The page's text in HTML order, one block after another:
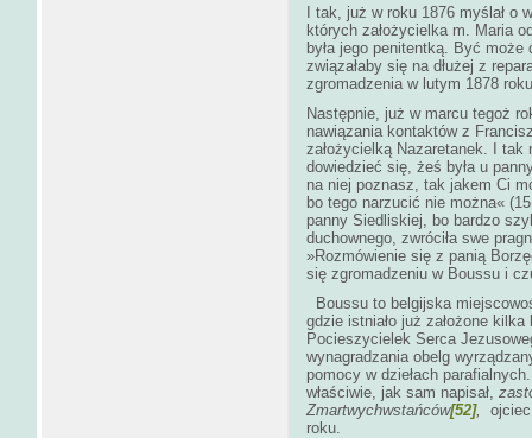
I tak, już w roku 1876 myślał
których założycielka m. Maria
była jego penitentką. Być
związałaby się na dłużej z
zgromadzenia w lutym 1878
Następnie, już w marcu tegoż
nawiązania kontaktów z
założycielką Nazaretanek. I tak
dowiedzieć się, żeś była u
na niej poznasz, tak jakem Ci
bo tego narzucić nie można«
panny Siedliskiej, bo bardzo
duchownego, zwróciła swe
»Rozmówienie się z panią
się zgromadzeniu w Boussu i
Boussu to belgijska
gdzie istniało już założone
Pocieszycielek Serca
wynagradzania obelg
pomocy w dziełach
właściwie, jak sam napisał,
Zmartwychwstańców[52],
roku.